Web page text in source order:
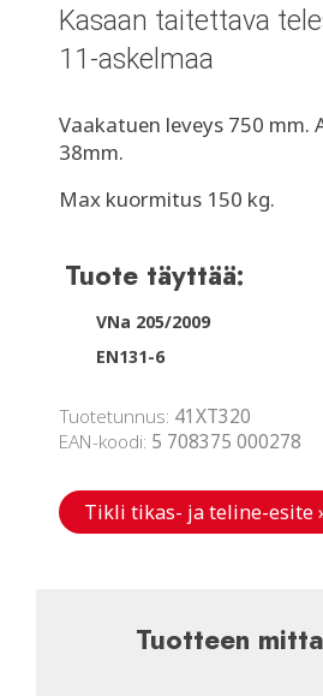
Kasaan taitettava
11-askelmaa
Vaakatuen leveys 750 mm.
38mm.
Max kuormitus 150 kg.
Tuote täyttää:
VNa 205/2009
EN131-6
Tuotetunnus: 41XT320
EAN-koodi: 5 708375 000278
Tikli tikas- ja teline-esite
Tuotteen